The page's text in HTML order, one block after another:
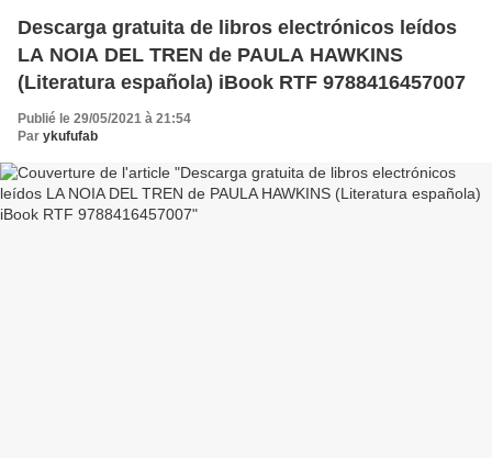
Descarga gratuita de libros electrónicos leídos
LA NOIA DEL TREN de PAULA HAWKINS
(Literatura española) iBook RTF 9788416457007
Publié le 29/05/2021 à 21:54
Par ykufufab